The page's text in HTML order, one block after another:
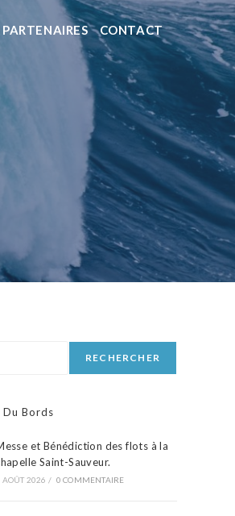
PARTENAIRES CONTACT
RECHERCHER
Bords
et Bénédiction des flots à la
Saint-Sauveur.
AOÛT 2026 / 0 COMMENTAIRE